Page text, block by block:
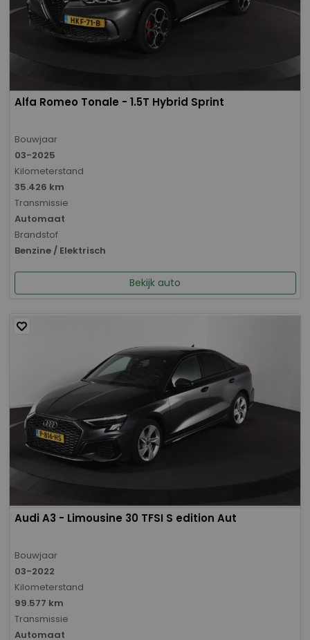
Alfa Romeo Tonale - 1.5T Hybrid Sprint
Bouwjaar
03-2025
Kilometerstand
35.426 km
Transmissie
Automaat
Brandstof
Benzine / Elektrisch
Bekijk auto
Audi A3 - Limousine 30 TFSI S edition Aut
Bouwjaar
03-2022
Kilometerstand
99.577 km
Transmissie
Automaat